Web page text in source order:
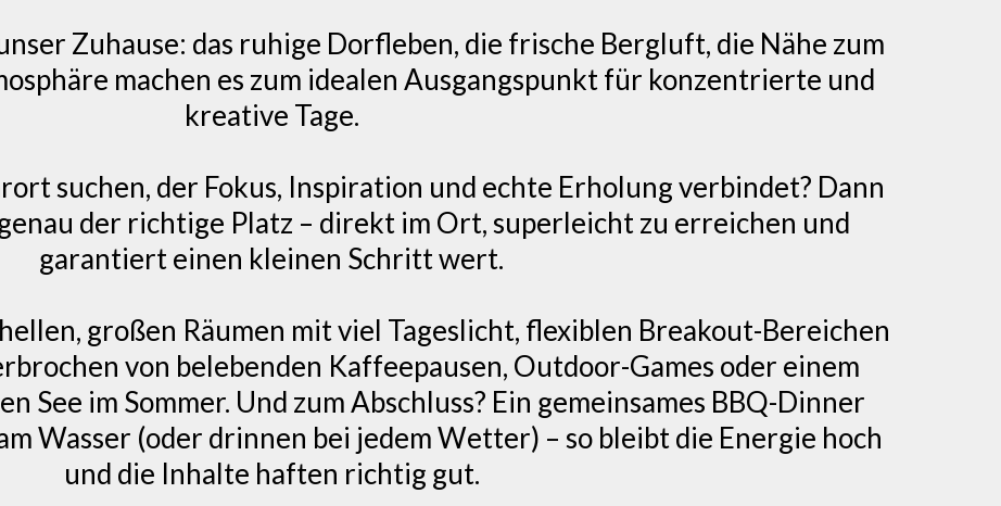
Zuhause: das ruhige Dorfleben, die frische Bergluft, die Nähe zum
machen es zum idealen Ausgangspunkt für konzentrierte und
kreative Tage.
suchen, der Fokus, Inspiration und echte Erholung verbindet? Dann
der richtige Platz – direkt im Ort, superleicht zu erreichen und
garantiert einen kleinen Schritt wert.
großen Räumen mit viel Tageslicht, flexiblen Breakout-Bereichen
von belebenden Kaffeepausen, Outdoor-Games oder einem
See im Sommer. Und zum Abschluss? Ein gemeinsames BBQ-Dinner
Wasser (oder drinnen bei jedem Wetter) – so bleibt die Energie hoch
und die Inhalte haften richtig gut.